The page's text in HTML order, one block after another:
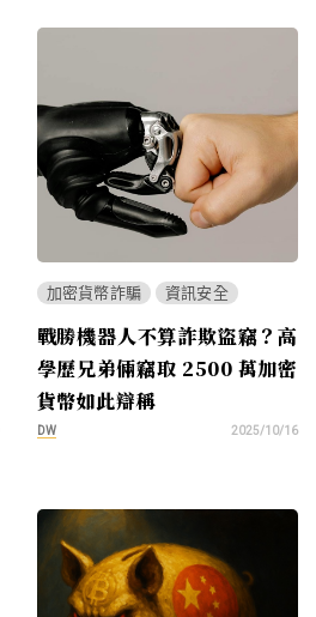
加密貨幣詐騙 資訊安全
戰勝機器人不算詐欺盜竊？高
學歷兄弟倆竊取 2500 萬加密
貨幣如此辯稱
DW 2025/10/16